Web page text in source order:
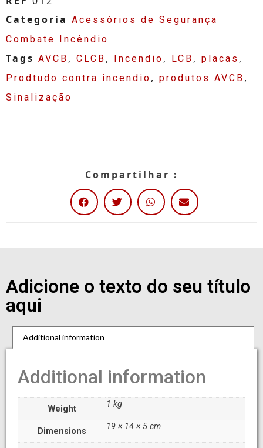
Categoria Acessórios de Segurança
Combate Incêndio
Tags AVCB , CLCB , Incendio , LCB , placas ,
Prodtudo contra incendio , produtos AVCB ,
Sinalização
Compartilhar :
Adicione o texto do seu título
aqui
Additional information
Additional information
Weight 1 kg
Dimensions 19 × 14 × 5 cm